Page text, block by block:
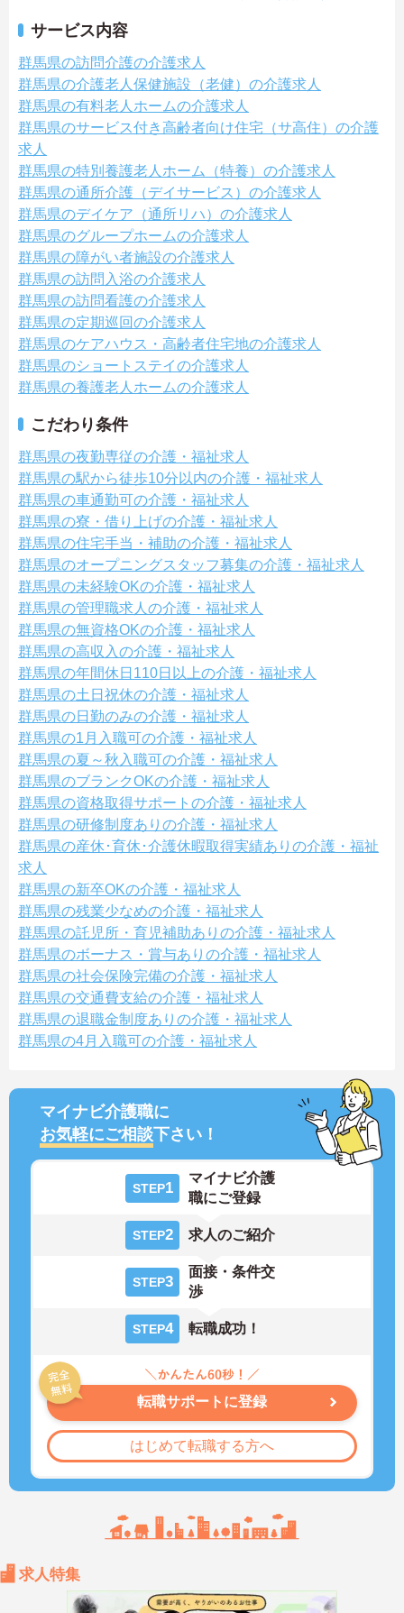
サービス内容
群馬県の訪問介護の介護求人
群馬県の介護老人保健施設（老健）の介護求人
群馬県の有料老人ホームの介護求人
群馬県のサービス付き高齢者向け住宅（サ高住）の介護
求人
群馬県の特別養護老人ホーム（特養）の介護求人
群馬県の通所介護（デイサービス）の介護求人
群馬県のデイケア（通所リハ）の介護求人
群馬県のグループホームの介護求人
群馬県の障がい者施設の介護求人
群馬県の訪問入浴の介護求人
群馬県の訪問看護の介護求人
群馬県の定期巡回の介護求人
群馬県のケアハウス・高齢者住宅地の介護求人
群馬県のショートステイの介護求人
群馬県の養護老人ホームの介護求人
こだわり条件
群馬県の夜勤専従の介護・福祉求人
群馬県の駅から徒歩10分以内の介護・福祉求人
群馬県の車通勤可の介護・福祉求人
群馬県の寮・借り上げの介護・福祉求人
群馬県の住宅手当・補助の介護・福祉求人
群馬県のオープニングスタッフ募集の介護・福祉求人
群馬県の未経験OKの介護・福祉求人
群馬県の管理職求人の介護・福祉求人
群馬県の無資格OKの介護・福祉求人
群馬県の高収入の介護・福祉求人
群馬県の年間休日110日以上の介護・福祉求人
群馬県の土日祝休の介護・福祉求人
群馬県の日勤のみの介護・福祉求人
群馬県の1月入職可の介護・福祉求人
群馬県の夏～秋入職可の介護・福祉求人
群馬県のブランクOKの介護・福祉求人
群馬県の資格取得サポートの介護・福祉求人
群馬県の研修制度ありの介護・福祉求人
群馬県の産休･育休･介護休暇取得実績ありの介護・福祉
求人
群馬県の新卒OKの介護・福祉求人
群馬県の残業少なめの介護・福祉求人
群馬県の託児所・育児補助ありの介護・福祉求人
群馬県のボーナス・賞与ありの介護・福祉求人
群馬県の社会保険完備の介護・福祉求人
群馬県の交通費支給の介護・福祉求人
群馬県の退職金制度ありの介護・福祉求人
群馬県の4月入職可の介護・福祉求人
マイナビ介護職に
お気軽にご相談下さい！
STEP1
マイナビ介護
職にご登録
STEP2 求人のご紹介
STEP3
面接・条件交
渉
STEP4 転職成功！
転職サポートに登録
はじめて転職する方へ
求人特集